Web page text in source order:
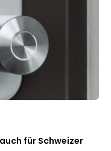
für Schweizer